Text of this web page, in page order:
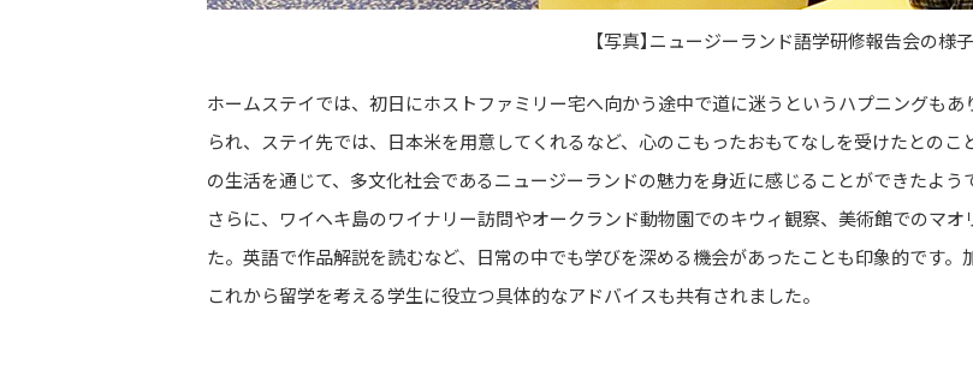
【写真】ニュージーランド語学研修報告会の様子
ホームステイでは、初日にホストファミリー宅へ向かう途中で道に迷うというハプニングも
られ、ステイ先では、日本米を用意してくれるなど、心のこもったおもてなしを受けたとの
の生活を通じて、多文化社会であるニュージーランドの魅力を身近に感じることができたよう
さらに、ワイヘキ島のワイナリー訪問やオークランド動物園でのキウィ観察、美術館でのマ
た。英語で作品解説を読むなど、日常の中でも学びを深める機会があったことも印象的です。
これから留学を考える学生に役立つ具体的なアドバイスも共有されました。